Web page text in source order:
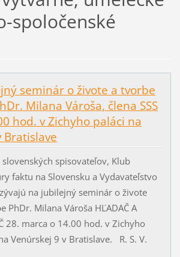
spoločenské
seminár o živote a tvorbe
Milana Vároša, člena SSS
hod. v Zichyho paláci na
Bratislave
slovenských spisovateľov, Klub
faktu na Slovensku a Vydavateľstvo
na jubilejný seminár o živote
PhDr. Milana Vároša HĽADAČ A
28. marca o 14.00 hod. v Zichyho
Venúrskej 9 v Bratislave. R. S. V.